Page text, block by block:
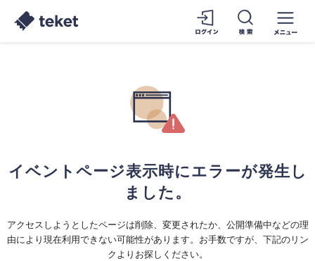
イベントページ表示時にエラーが発生し
ました。
アクセスしようとしたページは削除、変更されたか、公開準備中などの理
由により現在利用できない可能性があります。お手数ですが、下記のリン
クよりお探しください。